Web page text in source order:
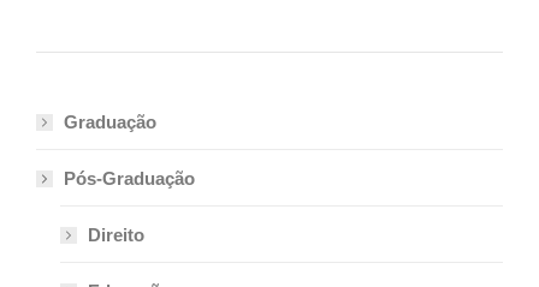
Graduação
Pós-Graduação
Direito